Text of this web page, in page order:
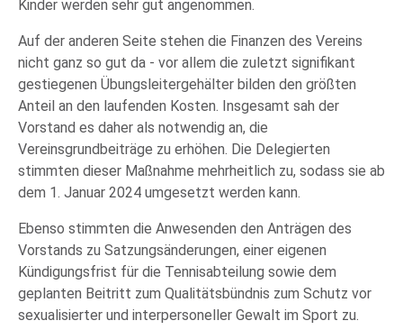
Kinder werden sehr gut angenommen.
Auf der anderen Seite stehen die Finanzen des Vereins
nicht ganz so gut da - vor allem die zuletzt signifikant
gestiegenen Übungsleitergehälter bilden den größten
Anteil an den laufenden Kosten. Insgesamt sah der
Vorstand es daher als notwendig an, die
Vereinsgrundbeiträge zu erhöhen. Die Delegierten
stimmten dieser Maßnahme mehrheitlich zu, sodass sie ab
dem 1. Januar 2024 umgesetzt werden kann.
Ebenso stimmten die Anwesenden den Anträgen des
Vorstands zu Satzungsänderungen, einer eigenen
Kündigungsfrist für die Tennisabteilung sowie dem
geplanten Beitritt zum Qualitätsbündnis zum Schutz vor
sexualisierter und interpersoneller Gewalt im Sport zu.